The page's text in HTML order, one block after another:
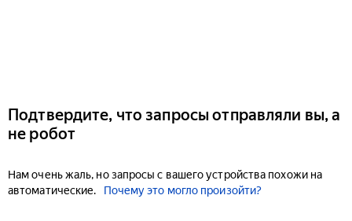
Подтвердите, что запросы отправляли вы, а
не робот
Нам очень жаль, но запросы с вашего устройства похожи на
автоматические.
Почему это могло произойти?